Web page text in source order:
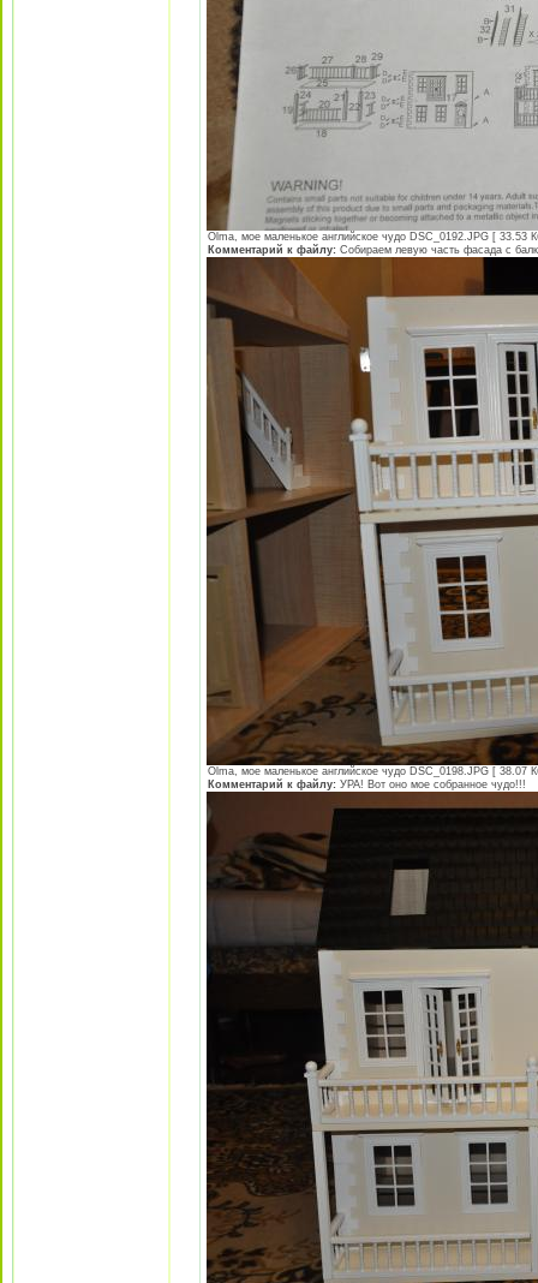
Olma, мое маленькое английское чудо DSC_0192.JPG [ 33.53
Комментарий к файлу: Собираем левую часть фасада с
Olma, мое маленькое английское чудо DSC_0198.JPG [ 38.07
Комментарий к файлу: УРА! Вот оно мое собранное чудо!!!